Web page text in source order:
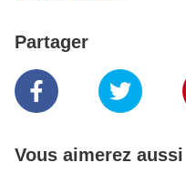
Partager
Vous aimerez aussi